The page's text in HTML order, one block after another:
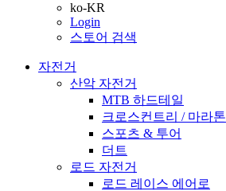
ko-KR
Login
스토어 검색
자전거
산악 자전거
MTB 하드테일
크로스컨트리 / 마라톤
스포츠 & 투어
더트
로드 자전거
로드 레이스 에어로